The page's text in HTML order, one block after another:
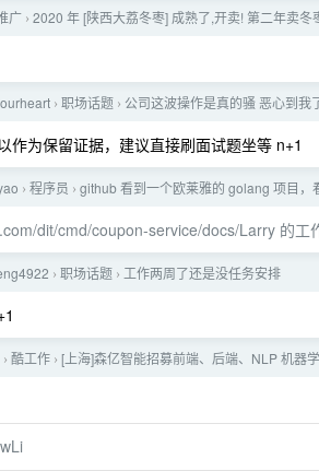
广 › 2020 年 [陕西大荔冬枣] 成熟了,开卖! 第二年卖
› 职场话题 › 公司这波操作是真的骚 恶心到我
作为保留证据，建议直接刷面试题坐等 n+1
› 程序员 › github 看到一个欧莱雅的 golang 项目，
dit/cmd/coupon-service/docs/Larry 的工
› 职场话题 › 工作两周了还是没任务安排
› 酷工作 › [上海]森亿智能招募前端、后端、NLP 机器